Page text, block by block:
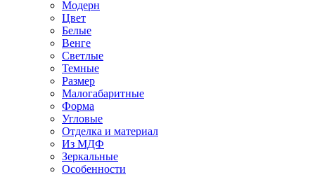
Модерн
Цвет
Белые
Венге
Светлые
Темные
Размер
Малогабаритные
Форма
Угловые
Отделка и материал
Из МДФ
Зеркальные
Особенности